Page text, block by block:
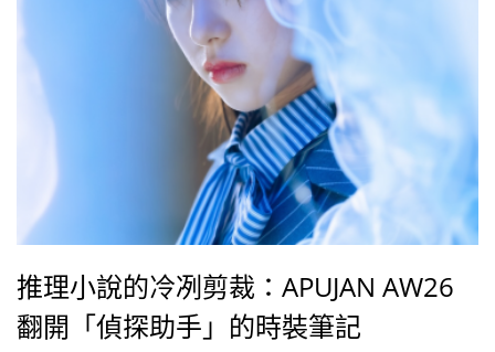
推理小說的冷冽剪裁：APUJAN AW26
翻開「偵探助手」的時裝筆記